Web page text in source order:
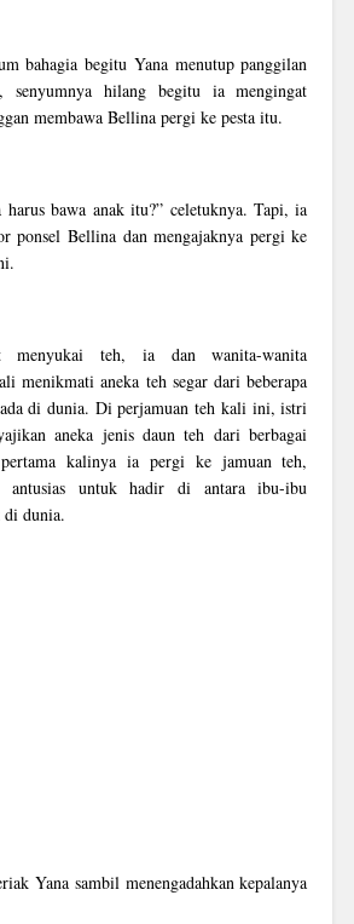
bahagia begitu Yana menutup panggilan
senyumnya hilang begitu ia mengingat
membawa Bellina pergi ke pesta itu.
harus bawa anak itu?” celetuknya. Tapi, ia
ponsel Bellina dan mengajaknya pergi ke
menyukai teh, ia dan wanita-wanita
menikmati aneka teh segar dari beberapa
di dunia. Di perjamuan teh kali ini, istri
aneka jenis daun teh dari berbagai
kalinya ia pergi ke jamuan teh,
antusias untuk hadir di antara ibu-ibu
di dunia.
Yana sambil menengadahkan kepalanya